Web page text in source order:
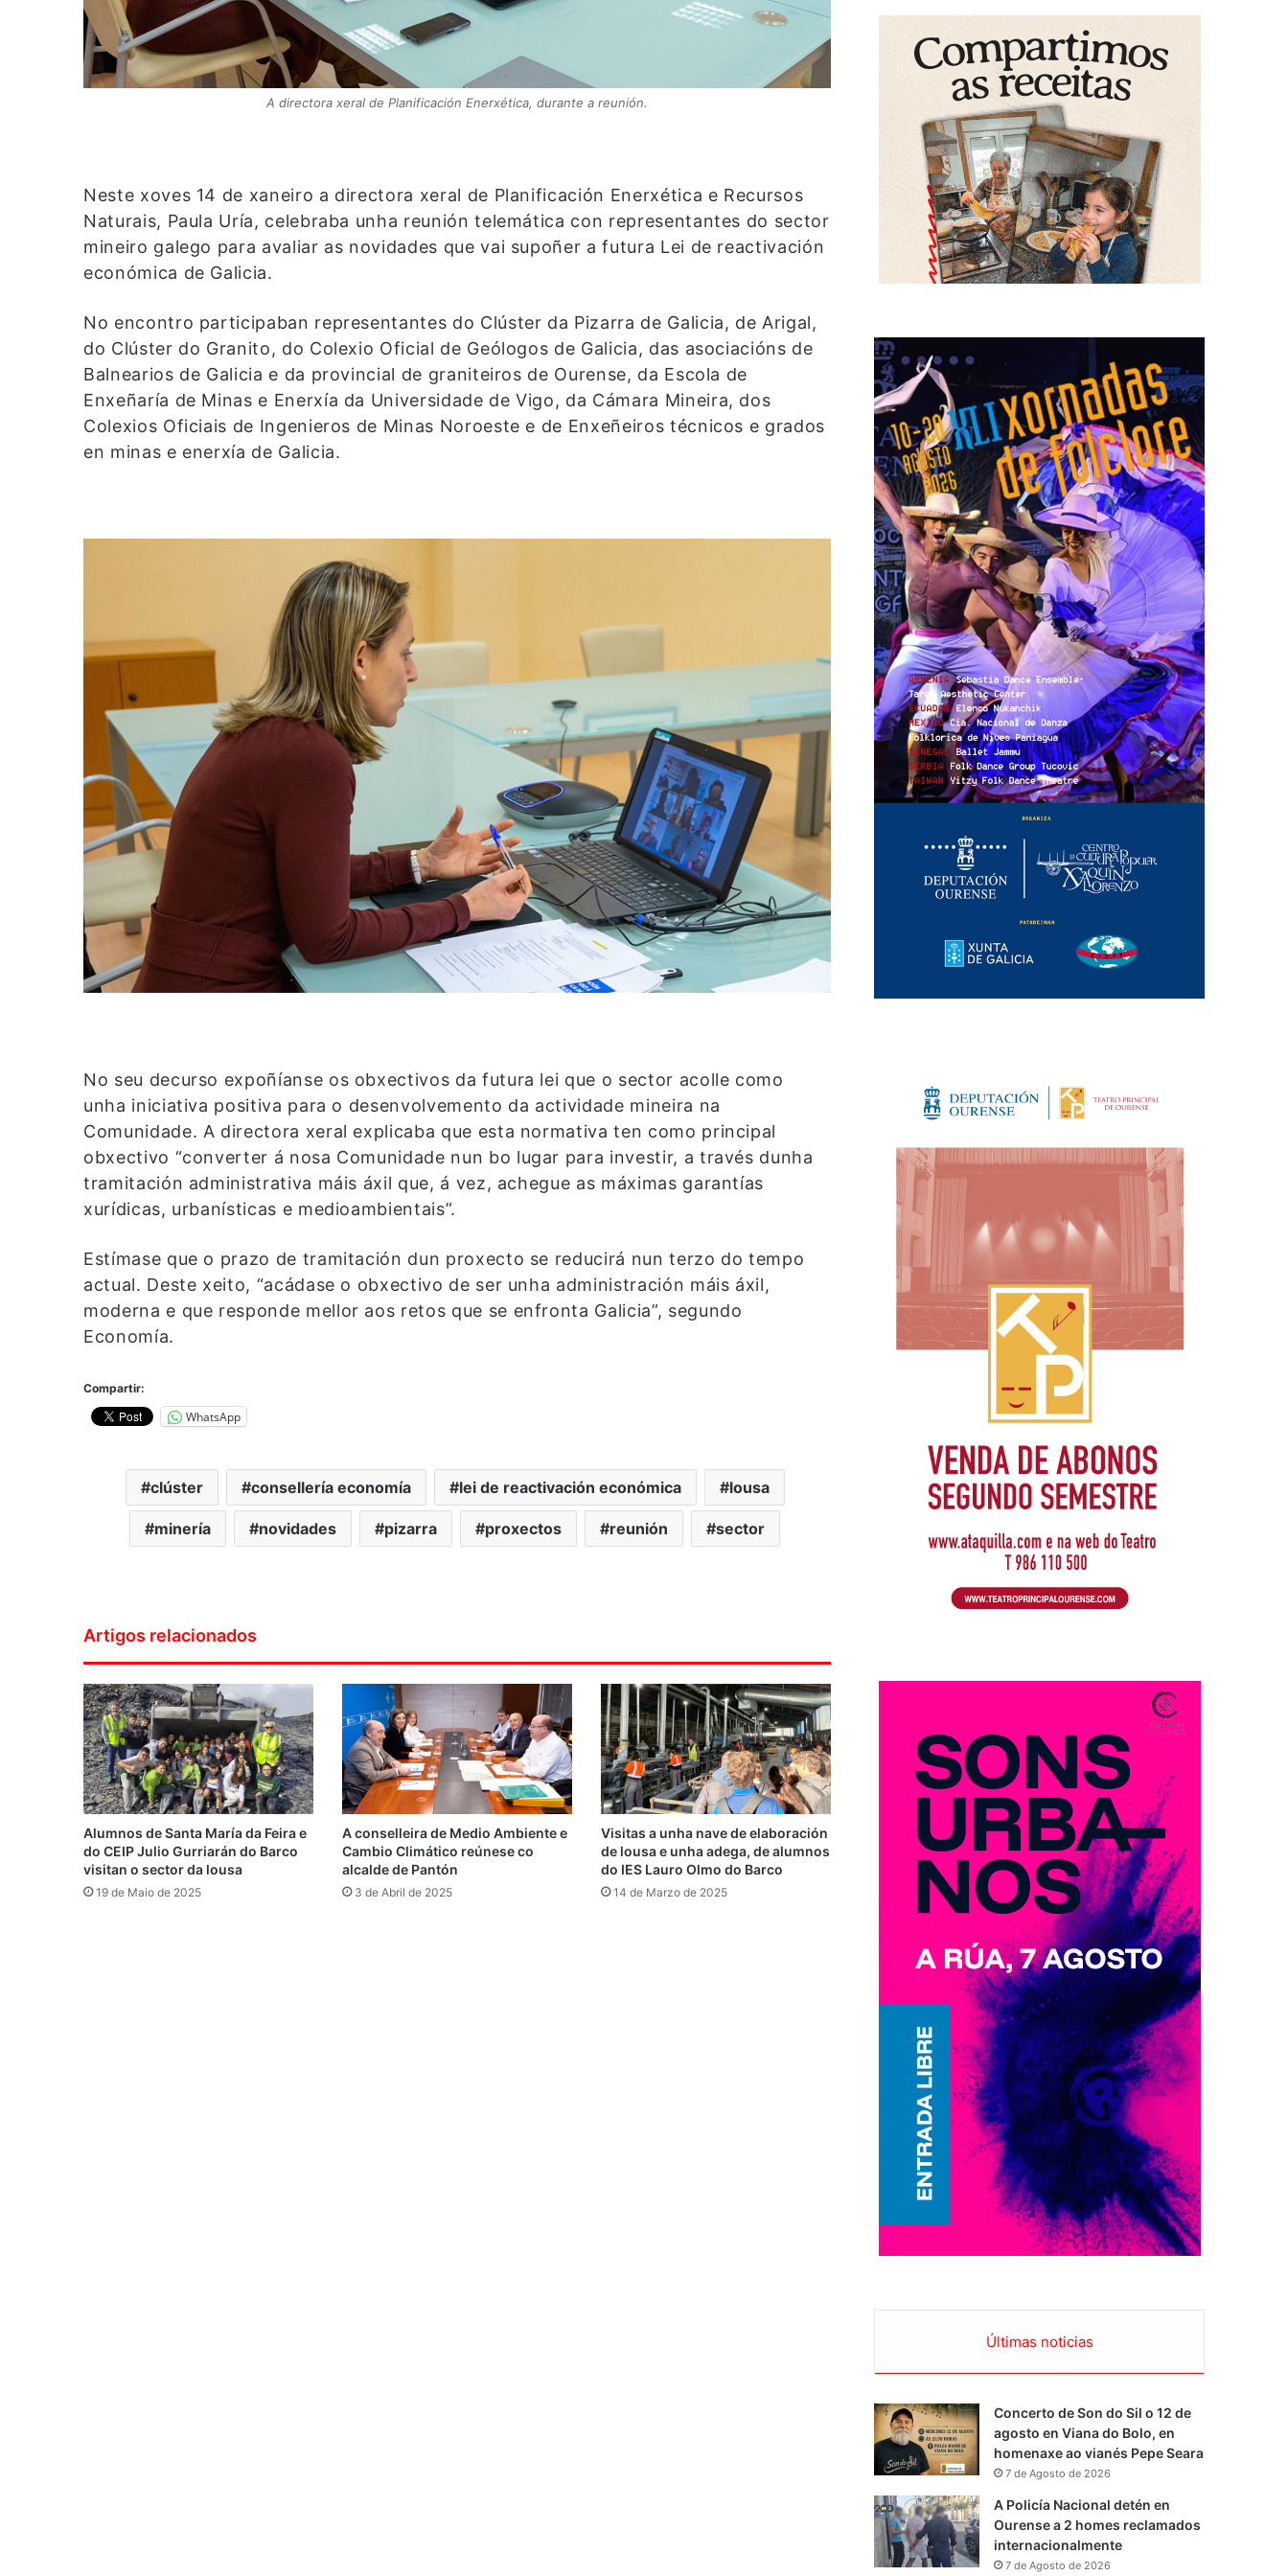
A directora xeral de Planificación Enerxética, durante a reunión.
Neste xoves 14 de xaneiro a directora xeral de Planificación Enerxética e Recursos
Naturais, Paula Uría, celebraba unha reunión telemática con representantes do sector
mineiro galego para avaliar as novidades que vai supoñer a futura Lei de reactivación
económica de Galicia.
No encontro participaban representantes do Clúster da Pizarra de Galicia, de Arigal,
do Clúster do Granito, do Colexio Oficial de Geólogos de Galicia, das asociacións de
Balnearios de Galicia e da provincial de graniteiros de Ourense, da Escola de
Enxeñaría de Minas e Enerxía da Universidade de Vigo, da Cámara Mineira, dos
Colexios Oficiais de Ingenieros de Minas Noroeste e de Enxeñeiros técnicos e grados
en minas e enerxía de Galicia.
No seu decurso expoñíanse os obxectivos da futura lei que o sector acolle como
unha iniciativa positiva para o desenvolvemento da actividade mineira na
Comunidade. A directora xeral explicaba que esta normativa ten como principal
obxectivo “converter á nosa Comunidade nun bo lugar para investir, a través dunha
tramitación administrativa máis áxil que, á vez, achegue as máximas garantías
xurídicas, urbanísticas e medioambientais”.
Estímase que o prazo de tramitación dun proxecto se reducirá nun terzo do tempo
actual. Deste xeito, “acádase o obxectivo de ser unha administración máis áxil,
moderna e que responde mellor aos retos que se enfronta Galicia”, segundo
Economía.
Compartir:
WhatsApp
clúster consellería economía lei de reactivación económica lousa
minería novidades pizarra proxectos reunión sector
Artigos relacionados
Alumnos de Santa María da Feira e
do CEIP Julio Gurriarán do Barco
visitan o sector da lousa
19 de Maio de 2025
A conselleira de Medio Ambiente e
Cambio Climático reúnese co
alcalde de Pantón
3 de Abril de 2025
Visitas a unha nave de elaboración
de lousa e unha adega, de alumnos
do IES Lauro Olmo do Barco
14 de Marzo de 2025
Últimas noticias
Concerto de Son do Sil o 12 de
agosto en Viana do Bolo, en
homenaxe ao vianés Pepe Seara
7 de Agosto de 2026
A Policía Nacional detén en
Ourense a 2 homes reclamados
internacionalmente
7 de Agosto de 2026